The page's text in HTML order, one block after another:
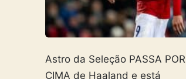
Astro da Seleção PASSA POR
CIMA de Haaland e está